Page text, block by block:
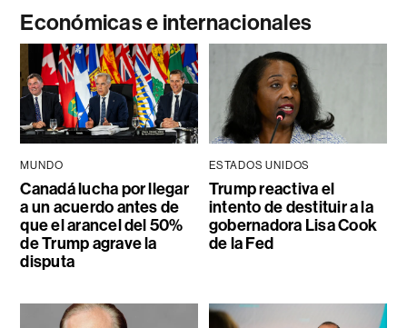
Económicas e internacionales
MUNDO
Canadá lucha por llegar
a un acuerdo antes de
que el arancel del 50%
de Trump agrave la
disputa
ESTADOS UNIDOS
Trump reactiva el
intento de destituir a la
gobernadora Lisa Cook
de la Fed